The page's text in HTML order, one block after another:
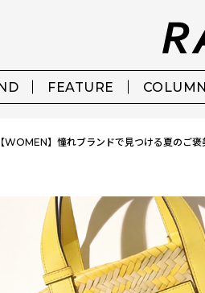
FEATURE COLUMN
【WOMEN】憧れブランドで見つける夏のご褒